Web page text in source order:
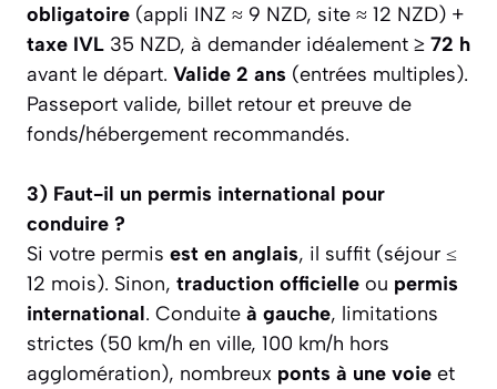
obligatoire (appli INZ ≈ 9 NZD, site ≈ 12 NZD) +
taxe IVL 35 NZD, à demander idéalement ≥ 72 h
avant le départ. Valide 2 ans (entrées multiples).
Passeport valide, billet retour et preuve de
fonds/hébergement recommandés.
3) Faut-il un permis international pour
conduire ?
Si votre permis est en anglais, il suffit (séjour ≤
12 mois). Sinon, traduction officielle ou permis
international. Conduite à gauche, limitations
strictes (50 km/h en ville, 100 km/h hors
agglomération), nombreux ponts à une voie et